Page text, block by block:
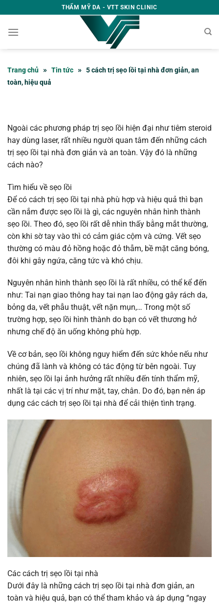
to
content
THẨM MỸ DA - VTT SKIN CLINIC
Trang chủ » Tin tức » 5 cách trị sẹo lồi tại nhà đơn giản, an
toàn, hiệu quả
Ngoài các phương pháp trị sẹo lồi hiện đại như tiêm steroid
hay dùng laser, rất nhiều người quan tâm đến những cách
trị sẹo lồi tại nhà đơn giản và an toàn. Vậy đó là những
cách nào?
Tìm hiểu về sẹo lồi
Để có cách trị sẹo lồi tại nhà phù hợp và hiệu quả thì bạn
cần nắm được sẹo lồi là gì, các nguyên nhân hình thành
sẹo lồi. Theo đó, sẹo lồi rất dễ nhìn thấy bằng mắt thường,
còn khi sờ tay vào thì có cảm giác cộm và cứng. Vết sẹo
thường có màu đỏ hồng hoặc đỏ thẫm, bề mặt căng bóng,
đôi khi gây ngứa, căng tức và khó chịu.
Nguyên nhân hình thành sẹo lồi là rất nhiều, có thể kể đến
như: Tai nạn giao thông hay tai nạn lao động gây rách da,
bỏng da, vết phẫu thuật, vết nặn mụn,… Trong một số
trường hợp, sẹo lồi hình thành do bạn có vết thương hở
nhưng chế độ ăn uống không phù hợp.
Về cơ bản, sẹo lồi không nguy hiểm đến sức khỏe nếu như
chúng đã lành và không có tác động từ bên ngoài. Tuy
nhiên, sẹo lồi lại ảnh hưởng rất nhiều đến tính thẩm mỹ,
nhất là tại các vị trí như mặt, tay, chân. Do đó, bạn nên áp
dụng các cách trị sẹo lồi tại nhà để cải thiện tình trạng.
Các cách trị sẹo lồi tại nhà
Dưới đây là những cách trị sẹo lồi tại nhà đơn giản, an
toàn và hiệu quả, bạn có thể tham khảo và áp dụng “ngay